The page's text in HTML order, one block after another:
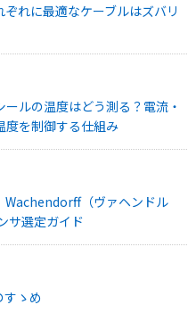
れに最適なケーブルはズバリ
ールの温度はどう測る？電流・
度を制御する仕組み
Wachendorff（ヴァヘンドル
サ選定ガイド
ゝめ